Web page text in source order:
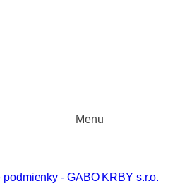
Menu
- GABO KRBY s.r.o.